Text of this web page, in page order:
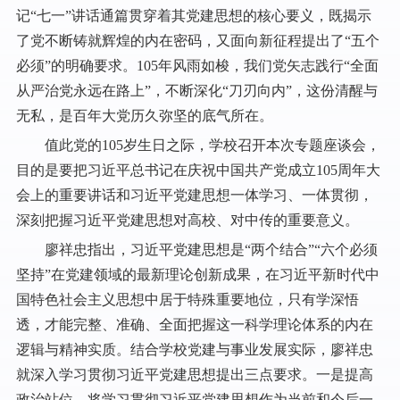
记“七一”讲话通篇贯穿着其党建思想的核心要义，既揭示
了党不断铸就辉煌的内在密码，又面向新征程提出了“五个
必须”的明确要求。105年风雨如梭，我们党矢志践行“全面
从严治党永远在路上”，不断深化“刀刃向内”，这份清醒与
无私，是百年大党历久弥坚的底气所在。
值此党的105岁生日之际，学校召开本次专题座谈会，
目的是要把习近平总书记在庆祝中国共产党成立105周年大
会上的重要讲话和习近平党建思想一体学习、一体贯彻，
深刻把握习近平党建思想对高校、对中传的重要意义。
廖祥忠指出，习近平党建思想是“两个结合”“六个必须
坚持”在党建领域的最新理论创新成果，在习近平新时代中
国特色社会主义思想中居于特殊重要地位，只有学深悟
透，才能完整、准确、全面把握这一科学理论体系的内在
逻辑与精神实质。结合学校党建与事业发展实际，廖祥忠
就深入学习贯彻习近平党建思想提出三点要求。一是提高